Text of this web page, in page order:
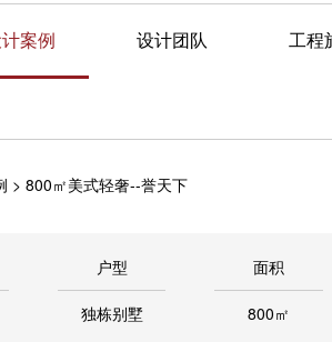
案例 设计团队 工程
> 800㎡美式轻奢--誉天下
户型
独栋别墅
面积
800㎡